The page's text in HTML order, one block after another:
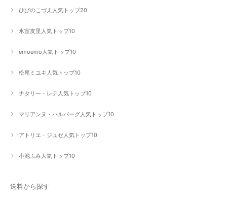
ひびのこづえ人気トップ20
氷室友里人気トップ10
emoemo人気トップ10
松尾ミユキ人気トップ10
ナタリー・レテ人気トップ10
マリアンヌ・ハルバーグ人気トップ10
アトリエ・ジュゼ人気トップ10
小池ふみ人気トップ10
送料から探す